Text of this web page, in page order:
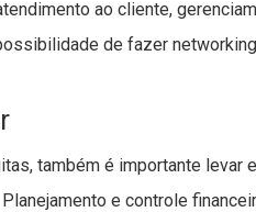
ao cliente,
de fazer
também é importante
e controle